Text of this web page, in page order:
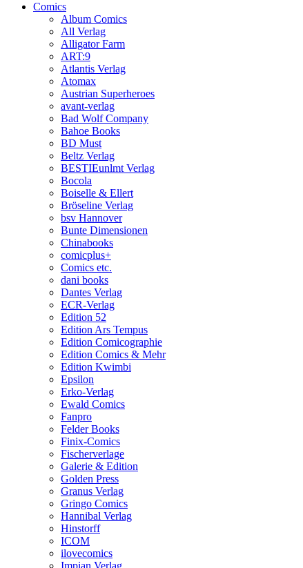
Comics
Album Comics
All Verlag
Alligator Farm
ART:9
Atlantis Verlag
Atomax
Austrian Superheroes
avant-verlag
Bad Wolf Company
Bahoe Books
BD Must
Beltz Verlag
BESTIEunlmt Verlag
Bocola
Boiselle & Ellert
Bröseline Verlag
bsv Hannover
Bunte Dimensionen
Chinabooks
comicplus+
Comics etc.
dani books
Dantes Verlag
ECR-Verlag
Edition 52
Edition Ars Tempus
Edition Comicographie
Edition Comics & Mehr
Edition Kwimbi
Epsilon
Erko-Verlag
Ewald Comics
Fanpro
Felder Books
Finix-Comics
Fischerverlage
Galerie & Edition
Golden Press
Granus Verlag
Gringo Comics
Hannibal Verlag
Hinstorff
ICOM
ilovecomics
Impian Verlag